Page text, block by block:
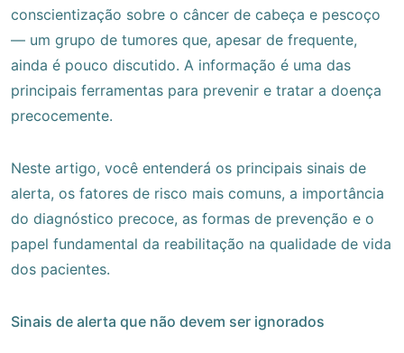
conscientização sobre o câncer de cabeça e pescoço
— um grupo de tumores que, apesar de frequente,
ainda é pouco discutido. A informação é uma das
principais ferramentas para prevenir e tratar a doença
precocemente.
Neste artigo, você entenderá os principais sinais de
alerta, os fatores de risco mais comuns, a importância
do diagnóstico precoce, as formas de prevenção e o
papel fundamental da reabilitação na qualidade de vida
dos pacientes.
Sinais de alerta que não devem ser ignorados